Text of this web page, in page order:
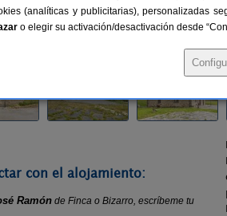
habitaciones 2-16 plazas 80 km de
con el alojamiento:
(analíticas y publicitarias), personalizadas
o elegir su activación/desactivación desde